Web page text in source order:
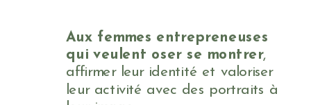
Aux femmes entrepreneuses
qui veulent oser se montrer,
affirmer leur identité et valoriser
leur activité avec des portraits à